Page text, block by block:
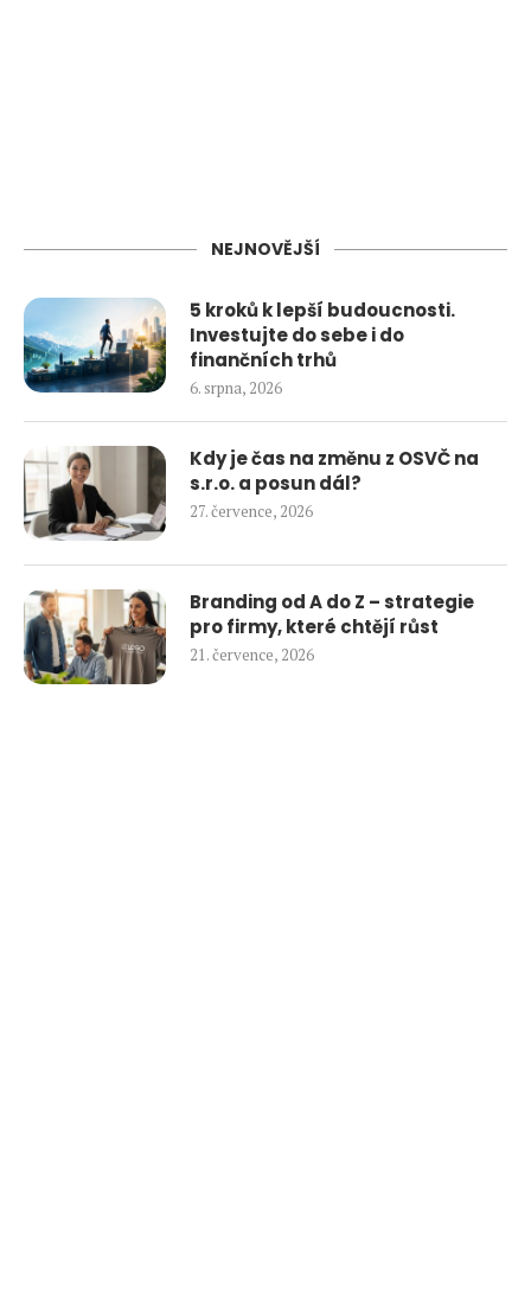
NEJNOVĚJŠÍ
5 kroků k lepší budoucnosti.
Investujte do sebe i do
finančních trhů
6. srpna, 2026
Kdy je čas na změnu z OSVČ na
s.r.o. a posun dál?
27. července, 2026
Branding od A do Z – strategie
pro firmy, které chtějí růst
21. července, 2026